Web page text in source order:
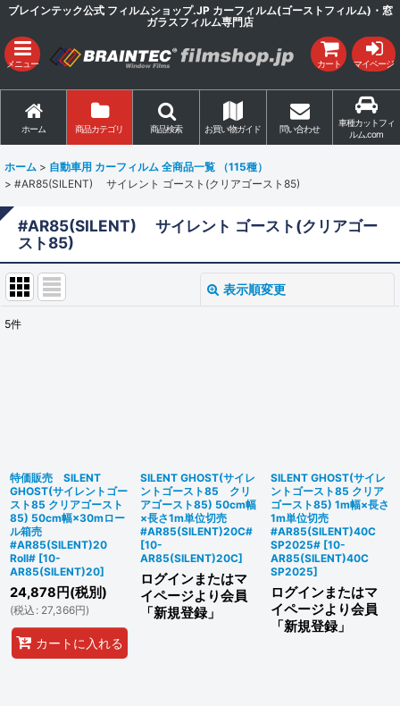
ブレインテック公式 フィルムショップ.JP カーフィルム(ゴーストフィルム)・窓
ガラスフィルム専門店
メニュー カート マイページ
ホーム 商品カテゴリ 商品検索 お買い物ガイド 問い合わせ
車種カットフィ
ルム.com
ホーム > 自動車用 カーフィルム 全商品一覧 （115種）
> #AR85(SILENT) サイレント ゴースト(クリアゴースト85)
#AR85(SILENT) サイレント ゴースト(クリアゴー
スト85)
表示順変更
5件
特価販売 SILENT
GHOST(サイレントゴー
スト85 クリアゴースト
85) 50cm幅×30mロー
ル箱売
#AR85(SILENT)20
Roll# [10-
AR85(SILENT)20]
24,878 円(税別)
(税込 : 27,366円)
カートに入れる
SILENT GHOST(サイレ
ントゴースト85 クリ
アゴースト85) 50cm幅
×長さ1m単位切売
#AR85(SILENT)20C#
[10-
AR85(SILENT)20C]
ログインまたはマ
イページより会員
「新規登録」
SILENT GHOST(サイレ
ントゴースト85 クリア
ゴースト85) 1m幅×長さ
1m単位切売
#AR85(SILENT)40C
SP2025# [10-
AR85(SILENT)40C
SP2025]
ログインまたはマ
イページより会員
「新規登録」